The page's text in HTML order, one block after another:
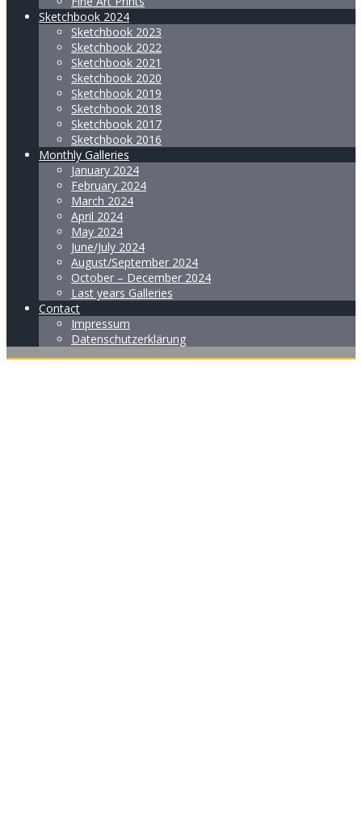
Sketchbook 2024
Sketchbook 2023
Sketchbook 2022
Sketchbook 2021
Sketchbook 2020
Sketchbook 2019
Sketchbook 2018
Sketchbook 2017
Sketchbook 2016
Monthly Galleries
January 2024
February 2024
March 2024
April 2024
May 2024
June/July 2024
August/September 2024
October – December 2024
Last years Galleries
Contact
Impressum
Datenschutzerklärung